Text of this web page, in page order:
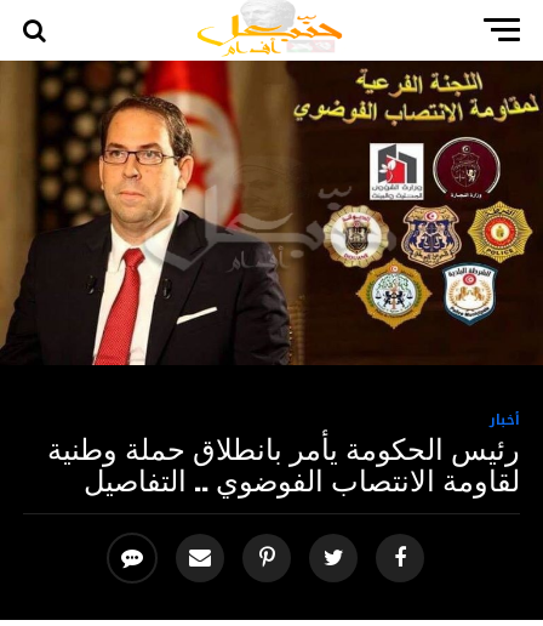
أخبار
رئيس الحكومة يأمر بانطلاق حملة وطنية
لقاومة الانتصاب الفوضوي .. التفاصيل